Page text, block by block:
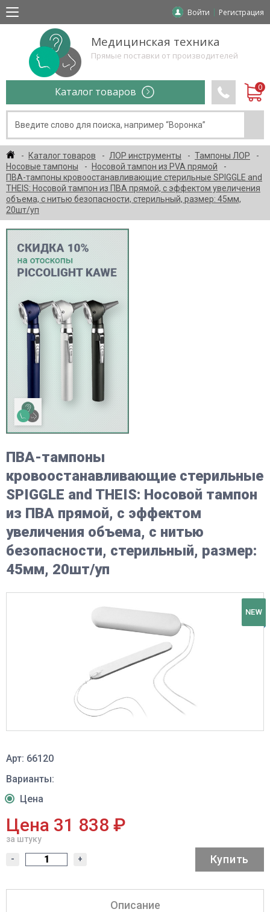
Войти Регистрация
Медицинская техника
Прямые поставки от производителей
Каталог товаров
Каталог товаров ЛОР инструменты
Тампоны ЛОР
Носовые тампоны
Носовой тампон из PVA прямой
ПВА-тампоны кровоостанавливающие стерильные SPIGGLE and
THEIS: Носовой тампон из ПВА прямой, с эффектом увеличения
объема, с нитью безопасности, стерильный, размер: 45мм,
20шт/уп
ПВА-тампоны
кровоостанавливающие стерильные
SPIGGLE and THEIS: Носовой тампон
из ПВА прямой, с эффектом
увеличения объема, с нитью
безопасности, стерильный, размер:
45мм, 20шт/уп
NEW
Арт: 66120
Варианты:
Цена
Цена 31 838 ₽
за штуку
- + Купить
Описание